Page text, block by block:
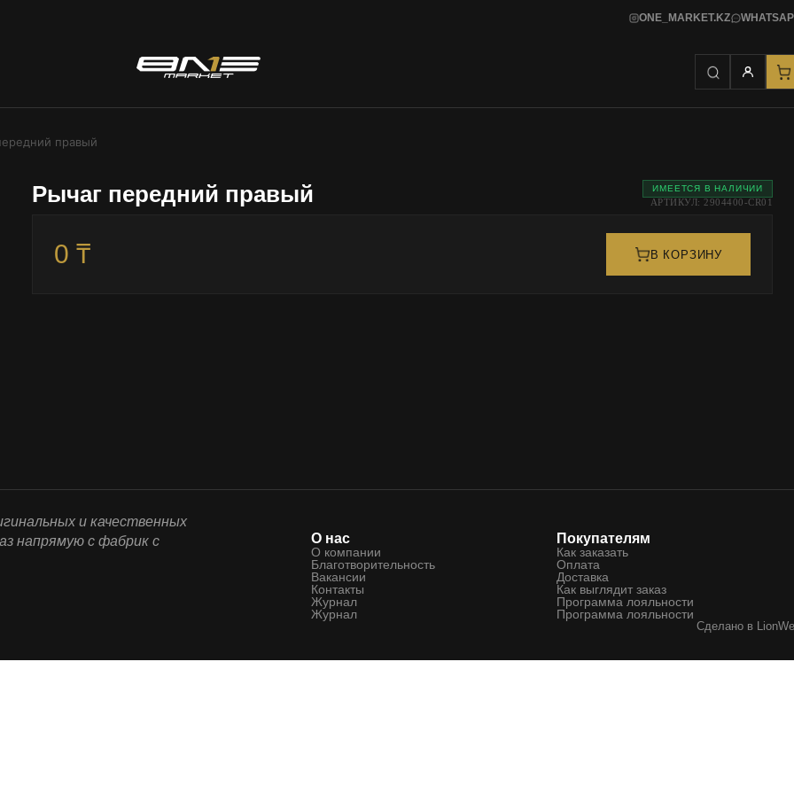
ONE_MARKET.KZ
правый
Рычаг передний правый ИМЕЕТСЯ В НАЛИЧИИ
АРТИКУЛ: 2904400-CR01
0 ₸ В КОРЗИНУ
и качественных
напрямую с фабрик с
О нас
О компании
Благотворительность
Вакансии
Контакты
Журнал
Журнал
Покупателям
Как заказать
Оплата
Доставка
Как выглядит заказ
Программа лояльности
Программа лояльности
Сделано в